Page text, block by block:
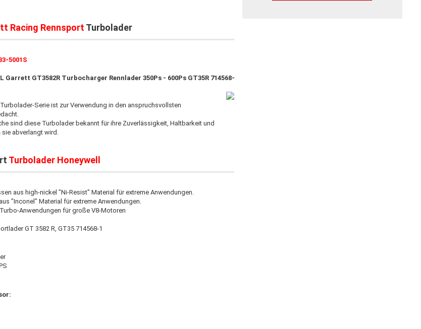
Racing Rennsport Turbolader
5001S
Garrett GT3582R Turbocharger Rennlader 350Ps - 600Ps GT35R 714568-
Serie ist zur Verwendung in den anspruchsvollsten
sind diese Turbolader bekannt für ihre Zuverlässigkeit, Haltbarkeit und
abverlangt wird.
Turbolader Honeywell
aus high-nickel "Ni-Resist" Material für extreme Anwendungen.
"Inconel" Material für extreme Anwendungen.
Anwendungen für große V8-Motoren
GT 3582 R, GT35 714568-1